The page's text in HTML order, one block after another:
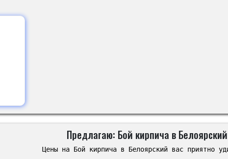
Предлагаю: Бой кирпича в Белоярский
Цены на Бой кирпича в Белоярский вас приятно